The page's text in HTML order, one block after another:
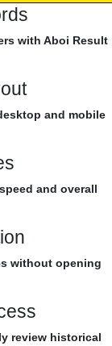
with Aboi Result
and mobile
and overall
without opening
review historical